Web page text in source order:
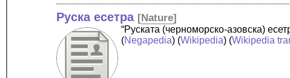
Руска есетра [Nature]
“Руската (черноморско-азовска)
(Negapedia) (Wikipedia) (Wikipedia